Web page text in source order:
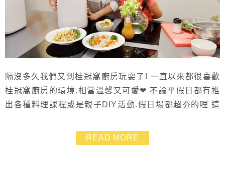
隔沒多久我們又到桂冠窩廚房玩耍了! 一直以來都很喜歡
桂冠窩廚房的環境.相當溫馨又可愛❤ 不論平假日都有推
出各種料理課程或是親子DIY活動.假日場都超夯的哩 這
營養魔方健康調理機】做出三道營養料理 之前就有研究
過元山家電的營養魔方.知道它是一台很厲害很厲害可以
READ MORE